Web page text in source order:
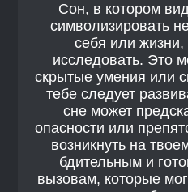
Сон, в котором
символизировать
себя или
исследовать. Это
скрытые умения или
тебе следует
сне может
опасности или
возникнуть на
бдительным и
вызовам, которые